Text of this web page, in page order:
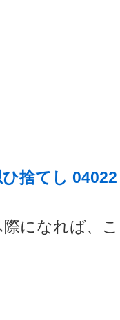
捨てし 04022
際になれば、